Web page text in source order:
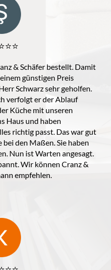
& Schäfer bestellt. Damit
günstigen Preis
Schwarz sehr geholfen.
verfolgt er der Ablauf
Küche mit unseren
Haus und haben
richtig passt. Das war gut
den Maßen. Sie haben
Nun ist Warten angesagt.
Wir können Cranz &
empfehlen.